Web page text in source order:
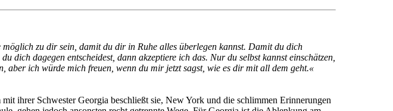
zu dir sein, damit du dir in Ruhe alles überlegen kannst. Damit du dich
dagegen entscheidest, dann akzeptiere ich das. Nur du selbst kannst einschätzen,
ich würde mich freuen, wenn du mir jetzt sagst, wie es dir mit all dem geht.«
ihrer Schwester Georgia beschließt sie, New York und die schlimmen Erinnerungen